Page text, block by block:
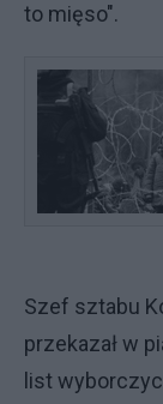
to mięso".
Szef sztabu
przekazał w
list